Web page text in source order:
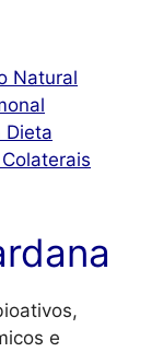
Natural
Dieta
e